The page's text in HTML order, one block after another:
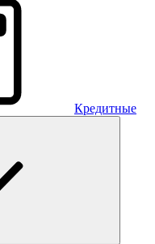
Кредитные